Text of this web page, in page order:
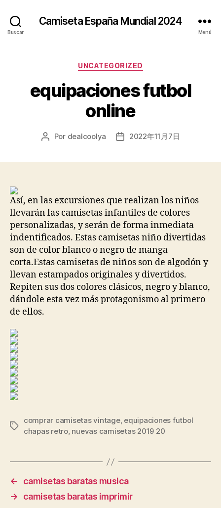
Buscar
Camiseta España Mundial 2024
Menú
Categorías
UNCATEGORIZED
equipaciones futbol
online
Autor
Por dealcoolya
Fecha2022年11月7日
Así, en las excursiones que realizan los niños
llevarán las camisetas infantiles de colores
personalizadas, y serán de forma inmediata
indentificados. Estas camisetas niño divertidas
son de color blanco o negro de manga
corta.Estas camisetas de niños son de algodón y
llevan estampados originales y divertidos.
Repiten sus dos colores clásicos, negro y blanco,
dándole esta vez más protagonismo al primero
de ellos.
Etiquetas
comprar camisetas vintage, equipaciones futbol
chapas retro, nuevas camisetas 2019 20
←
camisetas baratas musica
→
camisetas baratas imprimir